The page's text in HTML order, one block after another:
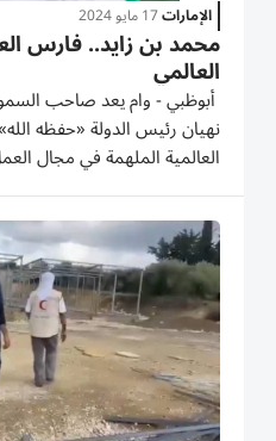
الإمارات17 مايو 2024
محمد بن زايد.. فارس
العالمي
أبوظبي - وام يعد صاحب
نهيان رئيس الدولة «حفظه
العالمية الملهمة في مجال
مسيرة حافلة في إغاثة
خلال أوقات الأزمات والكوارث،
الخيرية...